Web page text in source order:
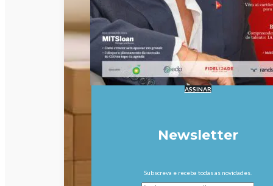
ASSINAR
Newsletter
Subscreva e receba todas as novidades.